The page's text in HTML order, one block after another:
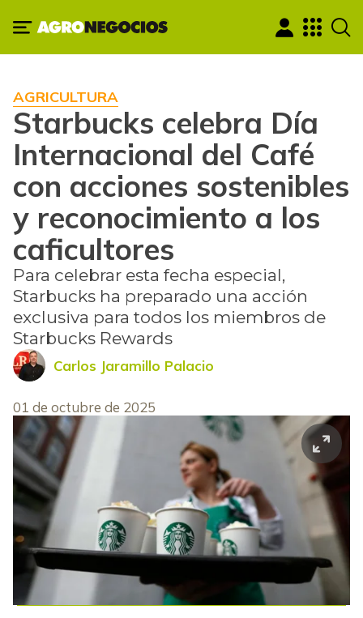
AGRICULTURA
Starbucks celebra Día
Internacional del Café
con acciones sostenibles
y reconocimiento a los
caficultores
Para celebrar esta fecha especial,
Starbucks ha preparado una acción
exclusiva para todos los miembros de
Starbucks Rewards
Carlos Jaramillo Palacio
01 de octubre de 2025